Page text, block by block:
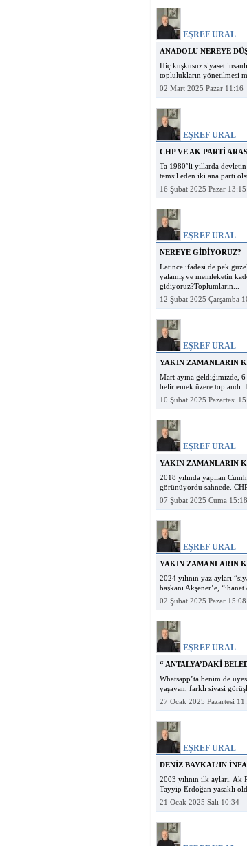
EŞREF URAL
ANADOLU NEREYE
Hiç kuşkusuz siyaset
toplulukların yönetilmesi
02 Mart 2025 Pazar 11:16
EŞREF URAL
CHP VE AK PARTİ
Ta 1980’li yıllarda
temsil eden iki ana parti
16 Şubat 2025 Pazar 13:15
EŞREF URAL
NEREYE GİDİYORUZ?
Latince ifadesi de pek
yalamış ve memleketin
gidiyoruz?Toplumların...
12 Şubat 2025 Çarşamba
EŞREF URAL
YAKIN ZAMANLARIN
Mart ayına geldiğimizde,
belirlemek üzere toplandı.
10 Şubat 2025 Pazartesi
EŞREF URAL
YAKIN ZAMANLARIN
2018 yılında yapılan
görünüyordu sahnede.
07 Şubat 2025 Cuma 15:18
EŞREF URAL
YAKIN ZAMANLARIN
2024 yılının yaz ayları
başkanı Akşener’e,
02 Şubat 2025 Pazar 15:08
EŞREF URAL
“ ANTALYA’DAKİ
Whatsapp’ta benim de
yaşayan, farklı siyasi
27 Ocak 2025 Pazartesi
EŞREF URAL
DENİZ BAYKAL’IN
2003 yılının ilk ayları. Ak
Tayyip Erdoğan yasaklı
21 Ocak 2025 Salı 10:34